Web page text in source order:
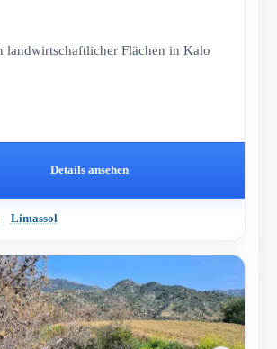
landwirtschaftlicher Flächen in Kalo
Details ansehen
Limassol